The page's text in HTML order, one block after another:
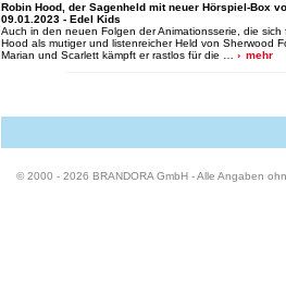
Robin Hood, der Sagenheld mit neuer Hörspiel-Box
09.01.2023 - Edel Kids
Auch in den neuen Folgen der Animationsserie, die
Hood als mutiger und listenreicher Held von Sherwood
Marian und Scarlett kämpft er rastlos für die …
mehr
© 2000 - 2026 BRANDORA GmbH - Alle Angaben